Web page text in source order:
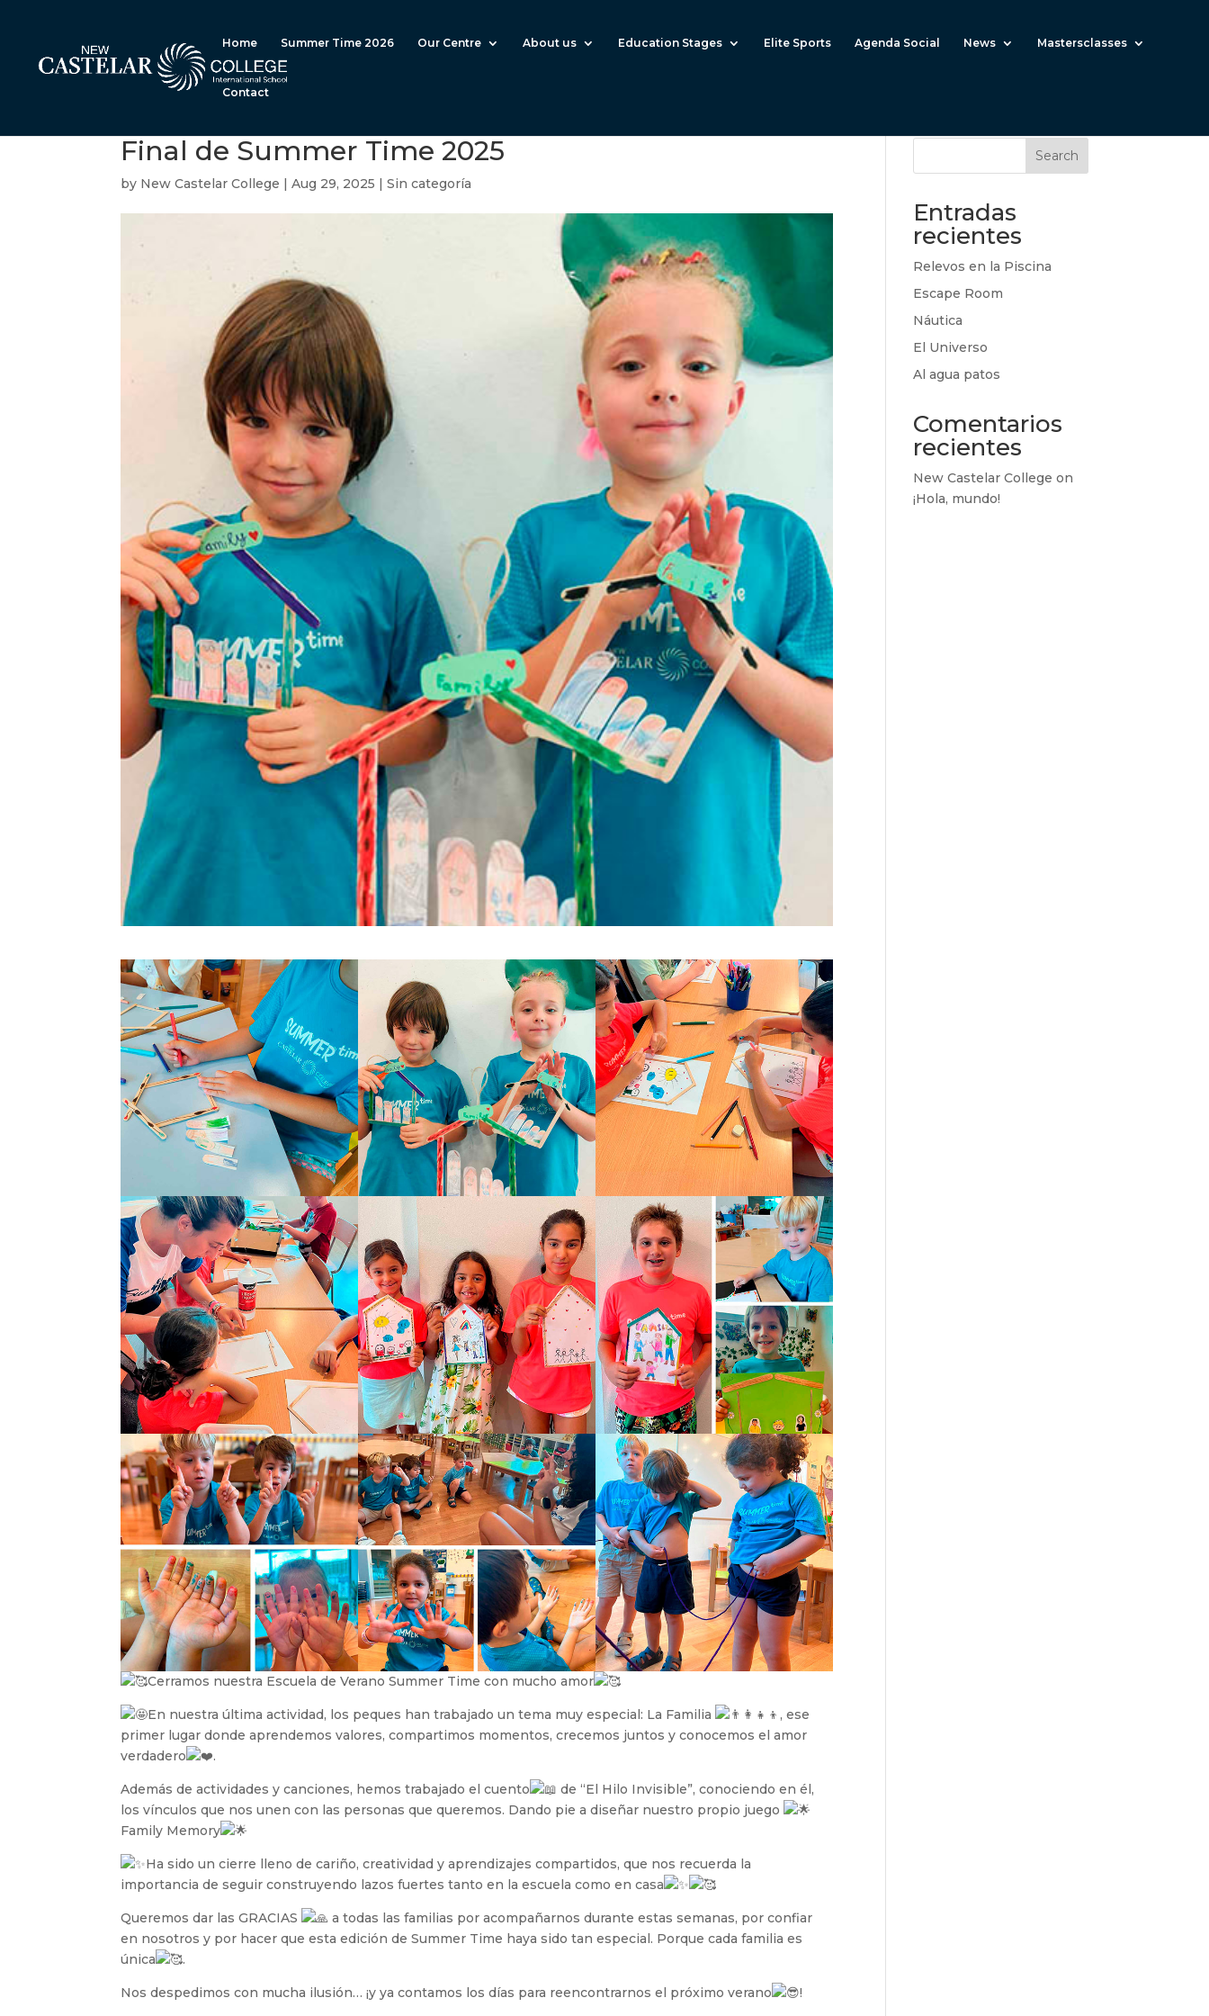
Home Summer Time 2026 Our Centre About us Education Stages Elite Sports Agenda Social News Mastersclasses
Contact
Final de Summer Time 2025
by New Castelar College |Aug 29, 2025 |Sin categoría
Cerramos nuestra Escuela de Verano Summer Time con mucho amor
En nuestra última actividad, los peques han trabajado un tema muy especial: La Familia
, ese
primer lugar donde aprendemos valores, compartimos momentos, crecemos juntos y conocemos el amor
verdadero
.
Además de actividades y canciones, hemos trabajado el cuento
de “El Hilo Invisible”, conociendo en él,
los vínculos que nos unen con las personas que queremos. Dando pie a diseñar nuestro propio juego
Family Memory
Ha sido un cierre lleno de cariño, creatividad y aprendizajes compartidos, que nos recuerda la
importancia de seguir construyendo lazos fuertes tanto en la escuela como en casa
Queremos dar las GRACIAS
a todas las familias por acompañarnos durante estas semanas, por confiar
en nosotros y por hacer que esta edición de Summer Time haya sido tan especial. Porque cada familia es
única
.
Nos despedimos con mucha ilusión… ¡y ya contamos los días para reencontrarnos el próximo verano !
Search
Entradas
recientes
Relevos en la Piscina
Escape Room
Náutica
El Universo
Al agua patos
Comentarios
recientes
New Castelar College on
¡Hola, mundo!